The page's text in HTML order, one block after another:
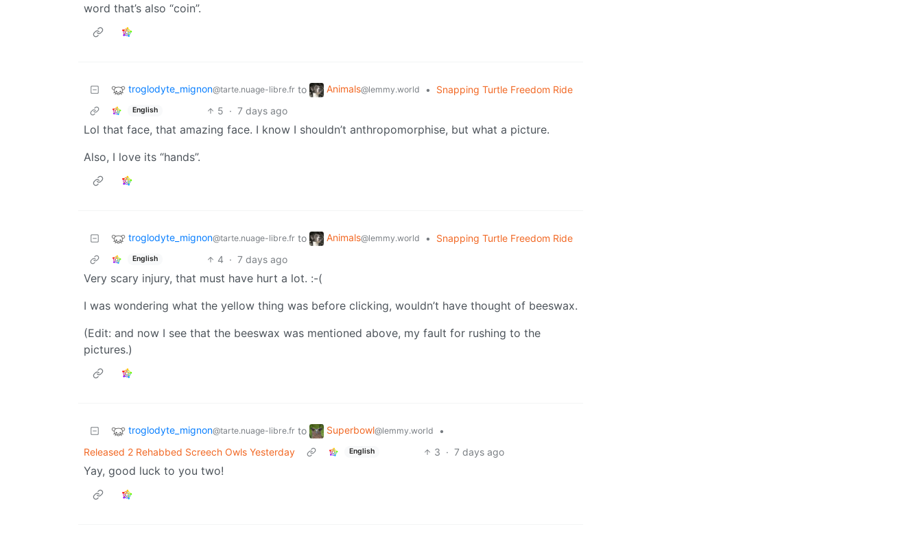
word that’s also “coin”.
troglodyte_mignon@tarte.nuage-libre.fr to Animals@lemmy.world • Snapping Turtle Freedom Ride
English 5 · 7 days ago
Lol that face, that amazing face. I know I shouldn’t anthropomorphise, but what a picture.
Also, I love its “hands”.
troglodyte_mignon@tarte.nuage-libre.fr to Animals@lemmy.world • Snapping Turtle Freedom Ride
English 4 · 7 days ago
Very scary injury, that must have hurt a lot. :-(
I was wondering what the yellow thing was before clicking, wouldn’t have thought of beeswax.
(Edit: and now I see that the beeswax was mentioned above, my fault for rushing to the
pictures.)
troglodyte_mignon@tarte.nuage-libre.fr to Superbowl@lemmy.world
•
Released 2 Rehabbed Screech Owls Yesterday
English 3 · 7 days ago
Yay, good luck to you two!